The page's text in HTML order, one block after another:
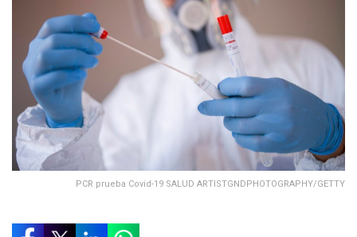
PCR prueba Covid-19 SALUD ARTISTGNDPHOTOGRAPHY/GETTY